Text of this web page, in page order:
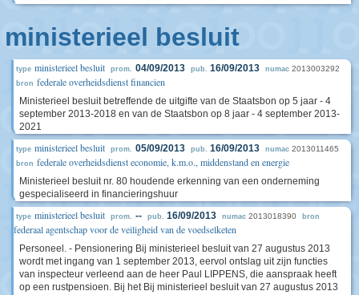
ministerieel besluit
type ministerieel besluit prom. 04/09/2013 pub. 16/09/2013 numac 2013003292
bron federale overheidsdienst financien
Ministerieel besluit betreffende de uitgifte van de Staatsbon op 5 jaar - 4
september 2013-2018 en van de Staatsbon op 8 jaar - 4 september 2013-
2021
type ministerieel besluit prom. 05/09/2013 pub. 16/09/2013 numac 2013011465
bron federale overheidsdienst economie, k.m.o., middenstand en energie
Ministerieel besluit nr. 80 houdende erkenning van een onderneming
gespecialiseerd in financieringshuur
type ministerieel besluit prom. -- pub. 16/09/2013 numac 2013018390 bron
federaal agentschap voor de veiligheid van de voedselketen
Personeel. - Pensionering Bij ministerieel besluit van 27 augustus 2013
wordt met ingang van 1 september 2013, eervol ontslag uit zijn functies
van inspecteur verleend aan de heer Paul LIPPENS, die aanspraak heeft
op een rustpensioen. Bij het Bij ministerieel besluit van 27 augustus 2013